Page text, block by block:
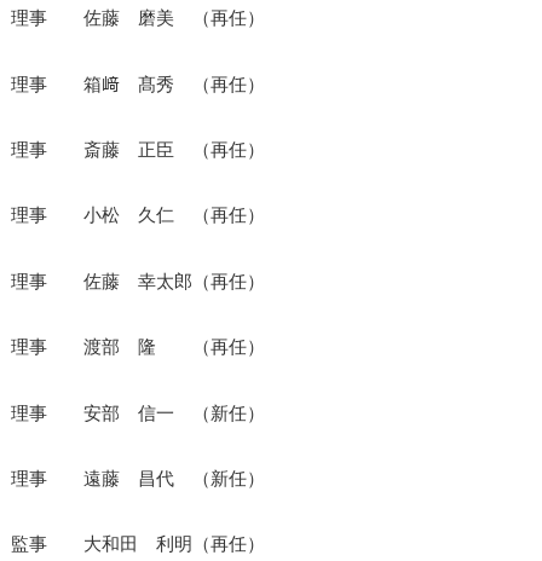
理事 佐藤 磨美 （再任）
理事 箱﨑 髙秀 （再任）
理事 斎藤 正臣 （再任）
理事 小松 久仁 （再任）
理事 佐藤 幸太郎（再任）
理事 渡部 隆 （再任）
理事 安部 信一 （新任）
理事 遠藤 昌代 （新任）
監事 大和田 利明（再任）